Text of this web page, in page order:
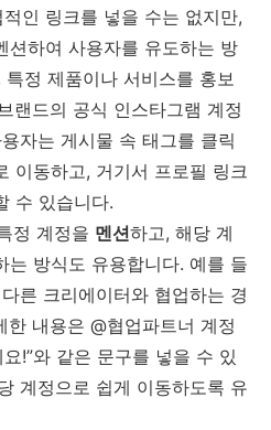
인 링크를 넣을 수는 없지만,
션하여 사용자를 유도하는 방
정 제품이나 서비스를 홍보
랜드의 공식 인스타그램 계정
자는 게시물 속 태그를 클릭
이동하고, 거기서 프로필 링크
수 있습니다.
정 계정을 멘션하고, 해당 계
는 방식도 유용합니다. 예를 들
른 크리에이터와 협업하는 경
한 내용은 @협업파트너 계정
!”와 같은 문구를 넣을 수 있
계정으로 쉽게 이동하도록 유